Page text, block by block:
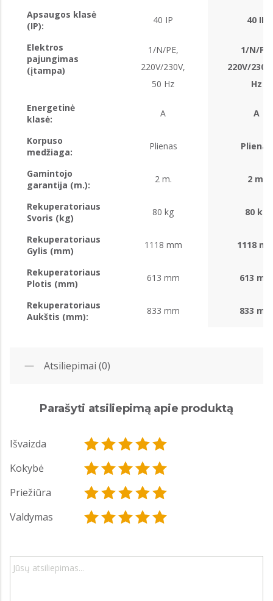
Apsaugos klasė
(IP):
40 IP 40 IP
Elektros
pajungimas
(įtampa)
1/N/PE,
220V/230V,
50 Hz
1/N/PE,
220V/
Hz
Energetinė
klasė:
A A
Korpuso
medžiaga:
Plienas Plienas
Gamintojo
garantija (m.):
2 m. 2 m.
Rekuperatoriaus
Svoris (kg)
80 kg 80 kg
Rekuperatoriaus
Gylis (mm)
1118 mm 1118
Rekuperatoriaus
Plotis (mm)
613 mm 613 mm
Rekuperatoriaus
Aukštis (mm):
833 mm 833 mm
Atsiliepimai (0)
Parašyti atsiliepimą apie produktą
Išvaizda
Kokybė
Priežiūra
Valdymas